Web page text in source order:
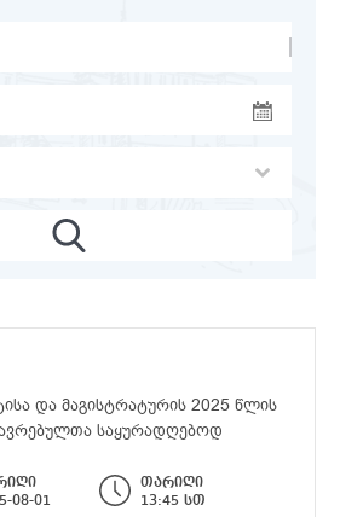
და მაგისტრატურის 2025 წლის
საყურადღებოდ
08-01
თარიღი
13:45 სთ